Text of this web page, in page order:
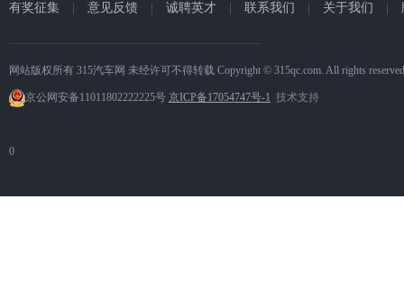
有奖征集 意见反馈 诚聘英才 联系我们 关于我们
网站版权所有 315汽车网 未经许可不得转载 Copyright © 315qc.com. All rights
京公网安备11011802222225号 京ICP备17054747号-1 技术支持
0